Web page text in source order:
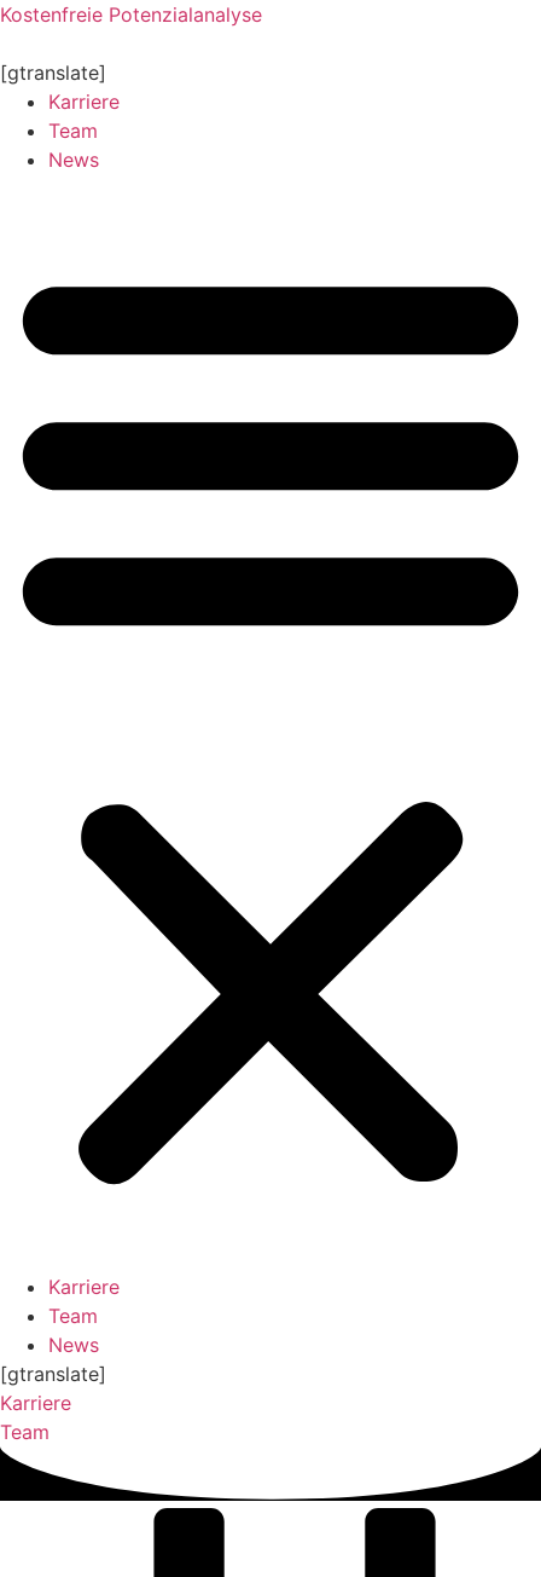
Zum
springen
Kostenfreie Potenzialanalyse
[gtranslate]
Karriere
Team
News
Karriere
Team
News
[gtranslate]
Karriere
Team